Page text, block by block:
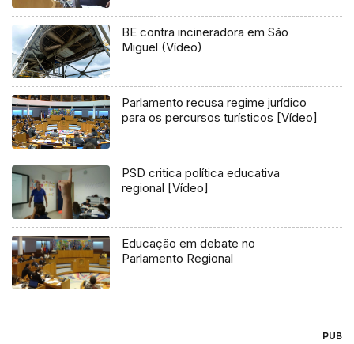
BE contra incineradora em São
Miguel (Vídeo)
Parlamento recusa regime jurídico
para os percursos turísticos [Vídeo]
PSD critica política educativa
regional [Vídeo]
Educação em debate no
Parlamento Regional
PUB